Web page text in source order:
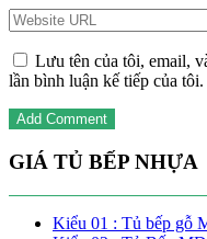
Lưu tên của tôi, email,
lần bình luận kế tiếp của tôi.
GIÁ TỦ BẾP NHỰA
Kiểu 01 : Tủ bếp gỗ